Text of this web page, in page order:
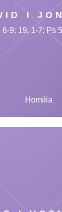
I
Homilia
6-9; 19, 1-7; Ps